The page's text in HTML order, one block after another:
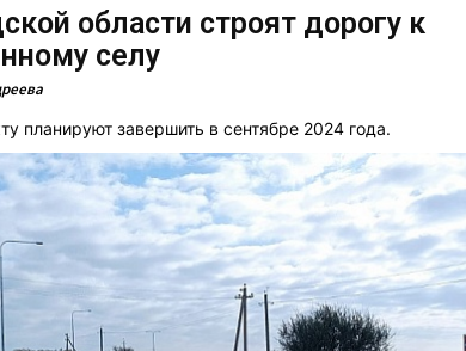
области строят дорогу к
селу
планируют завершить в сентябре 2024 года.